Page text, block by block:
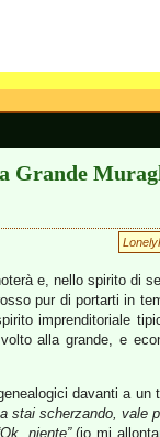
Grande
e, nello spirito di
pur di portarti in
imprenditoriale
alla grande, e
davanti a un
stai scherzando, vale
niente”(io mi